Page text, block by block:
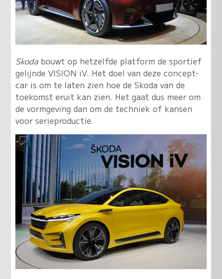
Skodabouwt op hetzelfde platform de sportief
gelijnde VISION iV. Het doel van deze concept-
car is om te laten zien hoe de Skoda van de
toekomst eruit kan zien. Het gaat dus meer om
de vormgeving dan om de techniek of kansen
voor serieproductie.